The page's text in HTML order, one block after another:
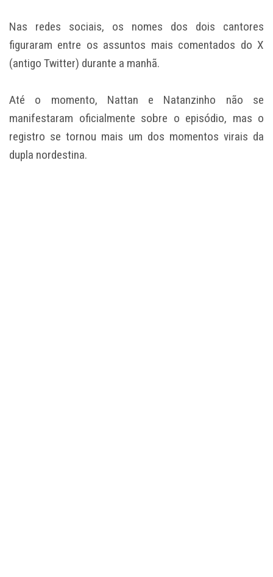
Nas redes sociais, os nomes dos dois cantores
figuraram entre os assuntos mais comentados do X
(antigo Twitter) durante a manhã.
Até o momento, Nattan e Natanzinho não se
manifestaram oficialmente sobre o episódio, mas o
registro se tornou mais um dos momentos virais da
dupla nordestina.